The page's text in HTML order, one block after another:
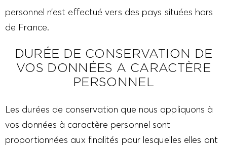
personnel n’est effectué vers des pays situées hors
de France.
DURÉE DE CONSERVATION DE
VOS DONNÉES A CARACTÈRE
PERSONNEL
Les durées de conservation que nous appliquons à
vos données à caractère personnel sont
proportionnées aux finalités pour lesquelles elles ont